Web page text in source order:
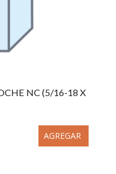
NC (5/16-18 X
AGREGAR